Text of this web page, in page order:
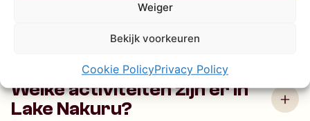
Weiger
Bekijk voorkeuren
Cookie PolicyPrivacy Policy
Wat kun je doen bij Lake
Elementaita?
Welke activiteiten zijn er in
Lake Nakuru?